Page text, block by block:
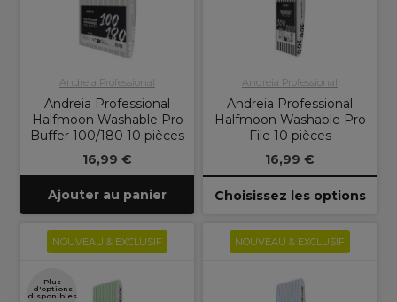
Andreia Professional
Andreia Professional
Halfmoon Washable Pro
Buffer 100/180 10 pièces
16,99 €
Ajouter au panier
Andreia Professional
Andreia Professional
Halfmoon Washable Pro
File 10 pièces
16,99 €
Choisissez les options
NOUVEAU & EXCLUSIF
Plus
d'options
disponibles
NOUVEAU & EXCLUSIF